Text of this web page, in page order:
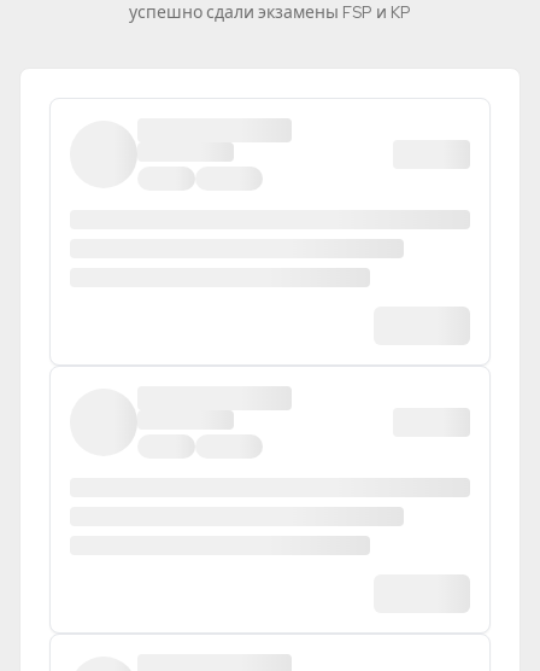
успешно сдали экзамены FSP и KP